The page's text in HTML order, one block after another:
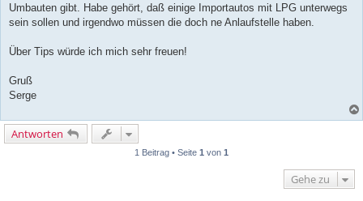
a
Umbauten gibt. Habe gehört, daß einige Importautos mit LPG unterwegs
sein sollen und irgendwo müssen die doch ne Anlaufstelle haben.
Über Tips würde ich mich sehr freuen!
Gruß
Serge
Antworten
1 Beitrag • Seite 1 von 1
Gehe zu